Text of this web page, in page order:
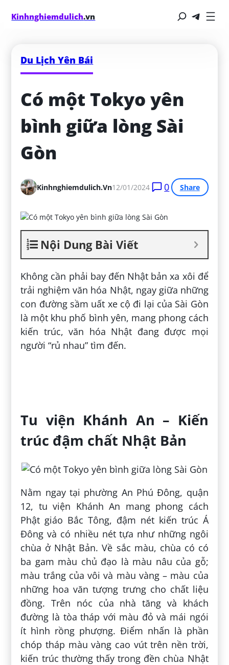
Kinhnghiemdulich.vn
Du Lịch Yên Bái
Có một Tokyo yên
bình giữa lòng Sài
Gòn
Kinhnghiemdulich.vn12/01/2024 0 Share
Nội Dung Bài Viết
Không cần phải bay đến Nhật bản xa xôi để
trải nghiệm văn hóa Nhật, ngay giữa những
con đường sầm uất xe cộ đi lại của Sài Gòn
là một khu phố bình yên, mang phong cách
kiến trúc, văn hóa Nhật đang được mọi
người “rủ nhau” tìm đến.
Tu viện Khánh An – Kiến
trúc đậm chất Nhật Bản
Nằm ngay tại phường An Phú Đông, quận
12, tu viện Khánh An mang phong cách
Phật giáo Bắc Tông, đậm nét kiến trúc Á
Đông và có nhiều nét tựa như những ngôi
chùa ở Nhật Bản. Về sắc màu, chùa có có
ba gam màu chủ đạo là màu nâu của gỗ;
màu trắng của vôi và màu vàng – màu của
những hoa văn tượng trưng cho chất liệu
đồng. Trên nóc của nhà tăng và khách
đường là tòa tháp với màu đỏ và mái ngói
ít hình rồng phượng. Điểm nhấn là phần
chóp tháp màu vàng cao vút trên nền trời,
kiến trúc thường thấy trong đền chùa Nhật